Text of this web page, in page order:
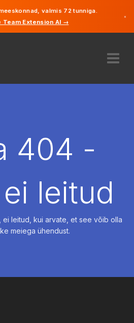
valmis 72 tunniga.
Team Extension AI →
×
404 -
leitud
ei leitud, kui arvate, et see võib olla
meiega ühendust.